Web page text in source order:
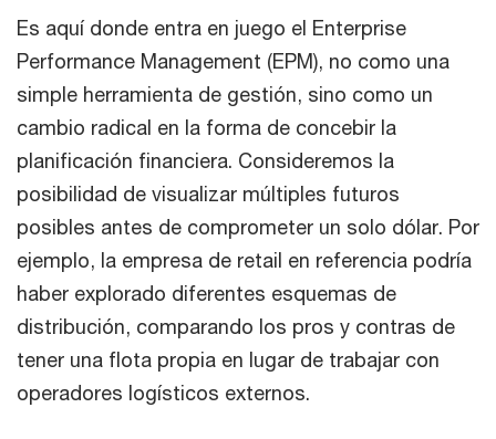
Es aquí donde entra en juego el Enterprise
Performance Management (EPM), no como una
simple herramienta de gestión, sino como un
cambio radical en la forma de concebir la
planificación financiera. Consideremos la
posibilidad de visualizar múltiples futuros
posibles antes de comprometer un solo dólar. Por
ejemplo, la empresa de retail en referencia podría
haber explorado diferentes esquemas de
distribución, comparando los pros y contras de
tener una flota propia en lugar de trabajar con
operadores logísticos externos.